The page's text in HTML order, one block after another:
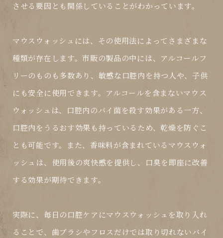
させる要因とも関係していることがわかっています。
マウスウォッシュには、その使用法によってさまざまな
種類が存在します。市販の製品の中には、アルコールフ
リーのものも多数あり、敏感な口腔内を持つ人や、子供
にも安全に使用できます。アルコールを含まないマウス
ウォッシュは、口腔内のバイ菌を殺す効果がある一方、
口腔内をうるおす効果も持っているため、乾燥を防ぐこ
とも可能です。また、香味料が含まれているマウスウォ
ッシュは、使用後の爽快感を提供し、口臭を即座に改善
する効果が期待できます。
実際に、毎日の口腔ケアにマウスウォッシュを取り入れ
ることで、歯ブラシやフロスだけでは取り切れないバイ